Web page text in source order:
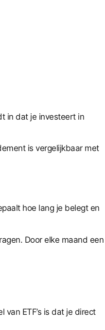
in dat je investeert in
is vergelijkbaar met
hoe lang je belegt en
Door elke maand een
ETF’s is dat je direct